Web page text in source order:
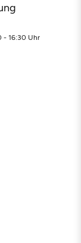
- 16:30 Uhr